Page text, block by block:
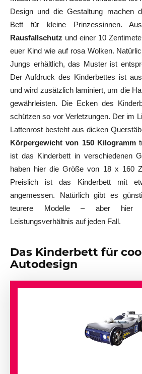
Design und die Gestaltung machen
Bett für kleine Prinzessinnen.
Rausfallschutz und einer 10
euer Kind wie auf rosa Wolken.
Jungs erhältlich, das Muster ist
Der Aufdruck des Kinderbettes ist
und wird zusätzlich laminiert, um die
gewährleisten. Die Ecken des
schützen so vor Verletzungen. Der im
Lattenrost besteht aus dicken
Körpergewicht von 150 Kilogramm
ist das Kinderbett in verschiedenen
haben hier die Größe von 18 x 160
Preislich ist das Kinderbett mit
angemessen. Natürlich gibt es
teurere Modelle – aber hier
Leistungsverhältnis auf jeden Fall.
Das Kinderbett für
Autodesign